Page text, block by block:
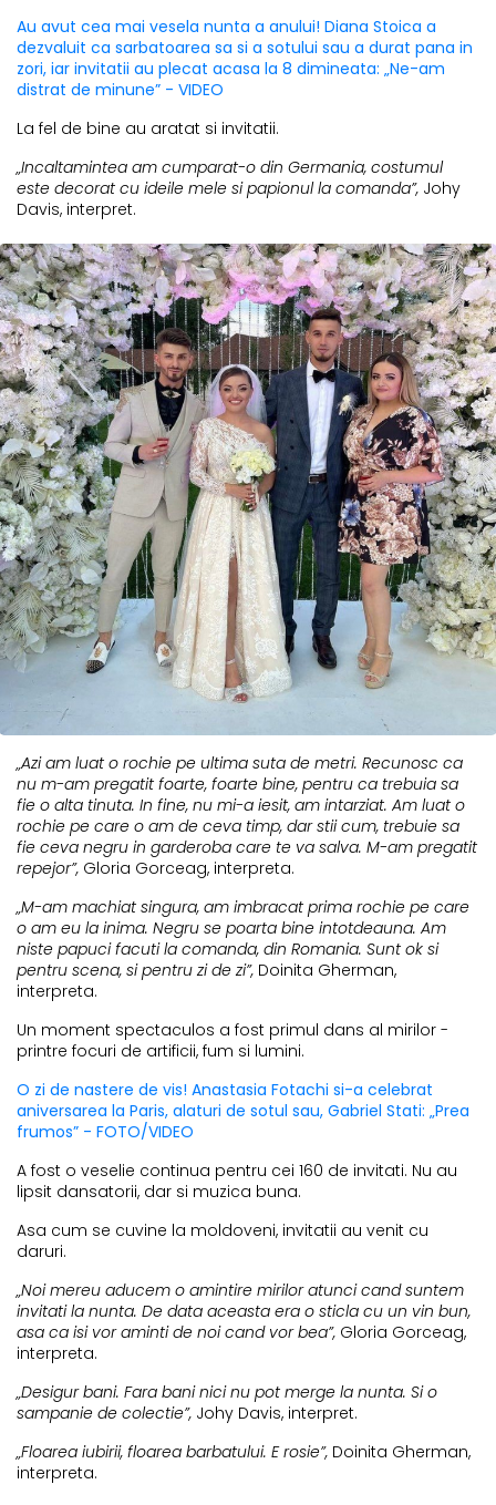
Au avut cea mai vesela nunta a anului! Diana Stoica a
dezvaluit ca sarbatoarea sa si a sotului sau a durat pana in
zori, iar invitatii au plecat acasa la 8 dimineata: „Ne-am
distrat de minune” - VIDEO
La fel de bine au aratat si invitatii.
„Incaltamintea am cumparat-o din Germania, costumul
este decorat cu ideile mele si papionul la comanda”, Johy
Davis, interpret.
„Azi am luat o rochie pe ultima suta de metri. Recunosc ca
nu m-am pregatit foarte, foarte bine, pentru ca trebuia sa
fie o alta tinuta. In fine, nu mi-a iesit, am intarziat. Am luat o
rochie pe care o am de ceva timp, dar stii cum, trebuie sa
fie ceva negru in garderoba care te va salva. M-am pregatit
repejor”, Gloria Gorceag, interpreta.
„M-am machiat singura, am imbracat prima rochie pe care
o am eu la inima. Negru se poarta bine intotdeauna. Am
niste papuci facuti la comanda, din Romania. Sunt ok si
pentru scena, si pentru zi de zi”, Doinita Gherman,
interpreta.
Un moment spectaculos a fost primul dans al mirilor -
printre focuri de artificii, fum si lumini.
O zi de nastere de vis! Anastasia Fotachi si-a celebrat
aniversarea la Paris, alaturi de sotul sau, Gabriel Stati: „Prea
frumos” - FOTO/VIDEO
A fost o veselie continua pentru cei 160 de invitati. Nu au
lipsit dansatorii, dar si muzica buna.
Asa cum se cuvine la moldoveni, invitatii au venit cu
daruri.
„Noi mereu aducem o amintire mirilor atunci cand suntem
invitati la nunta. De data aceasta era o sticla cu un vin bun,
asa ca isi vor aminti de noi cand vor bea”, Gloria Gorceag,
interpreta.
„Desigur bani. Fara bani nici nu pot merge la nunta. Si o
sampanie de colectie”, Johy Davis, interpret.
„Floarea iubirii, floarea barbatului. E rosie”, Doinita Gherman,
interpreta.